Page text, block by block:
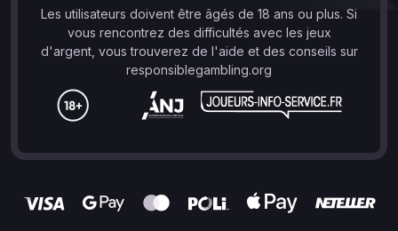
Les utilisateurs doivent être âgés de 18 ans ou plus. Si
vous rencontrez des difficultés avec les jeux
d'argent, vous trouverez de l'aide et des conseils sur
responsiblegambling.org